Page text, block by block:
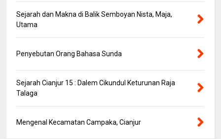
Sejarah dan Makna di Balik Semboyan Nista, Maja,
Utama
Penyebutan Orang Bahasa Sunda
Sejarah Cianjur 15 : Dalem Cikundul Keturunan Raja
Talaga
Mengenal Kecamatan Campaka, Cianjur